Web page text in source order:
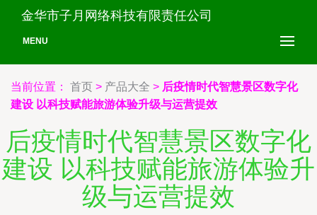
金华市子月网络科技有限责任公司
MENU
当前位置： 首页 > 产品大全 > 后疫情时代智慧景区数字化
建设 以科技赋能旅游体验升级与运营提效
后疫情时代智慧景区数字化
建设 以科技赋能旅游体验升
级与运营提效